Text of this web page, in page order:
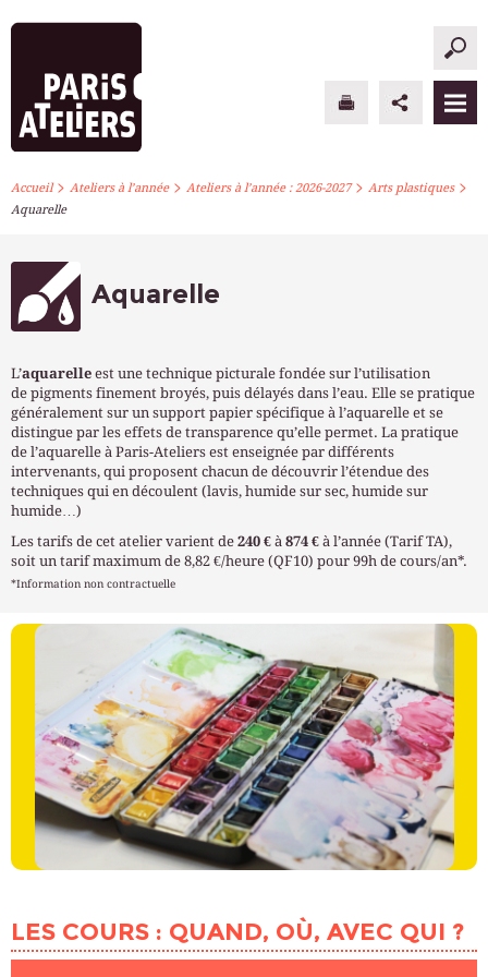
PARIS ATELIERS
ATELIERS À L’ANNÉE
INFOS PRATIQUES
S’INSCRIRE
Accueil> Ateliers à l’année> Ateliers à l’année : 2026-2027> Arts plastiques>
Aquarelle
Aquarelle
L’aquarelle est une technique picturale fondée sur l’utilisation
de pigments finement broyés, puis délayés dans l’eau. Elle se pratique
généralement sur un support papier spécifique à l’aquarelle et se
distingue par les effets de transparence qu’elle permet. La pratique
de l’aquarelle à Paris-Ateliers est enseignée par différents
intervenants, qui proposent chacun de découvrir l’étendue des
techniques qui en découlent (lavis, humide sur sec, humide sur
humide…)
Les tarifs de cet atelier varient de 240 € à 874 € à l’année (Tarif TA),
soit un tarif maximum de 8,82 €/heure (QF10) pour 99h de cours/an*.
*Information non contractuelle
LES COURS : QUAND, OÙ, AVEC QUI ?